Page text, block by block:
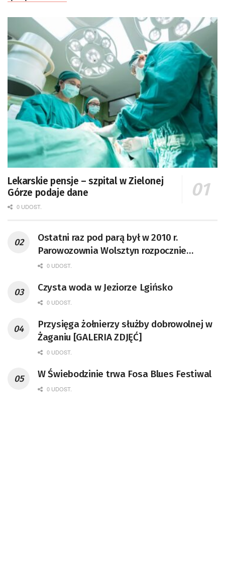
Lekarskie pensje – szpital w Zielonej
Górze podaje dane
0 UDOST.
Ostatni raz pod parą był w 2010 r.
Parowozownia Wolsztyn rozpocznie
remont unikatowego Tr5-65
0 UDOST.
Czysta woda w Jeziorze Lgińsko
0 UDOST.
Przysięga żołnierzy służby dobrowolnej w
Żaganiu [GALERIA ZDJĘĆ]
0 UDOST.
W Świebodzinie trwa Fosa Blues Festiwal
0 UDOST.